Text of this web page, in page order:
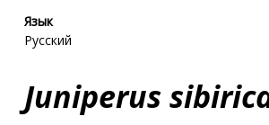
Язык
Русский
Juniperus